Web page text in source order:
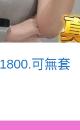
可無套